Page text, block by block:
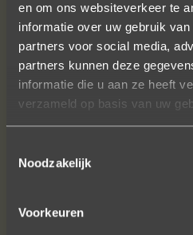
en om ons websiteverkeer te
informatie over uw gebruik
partners voor social media,
partners kunnen deze
informatie die u aan ze heeft
verzameld op basis van uw
Noodzakelijk
Voorkeuren
Wat een prachtige
trouwring heb ik nu
hand ook een
een pauw
Marijn